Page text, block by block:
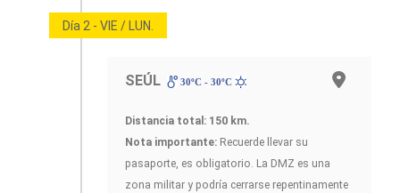
Día 2 - VIE / LUN.
SEÚL 30ºC - 30ºC
Distancia total: 150 km.
Nota importante: Recuerde llevar su
pasaporte, es obligatorio. La DMZ es una
zona militar y podría cerrarse repentinamente